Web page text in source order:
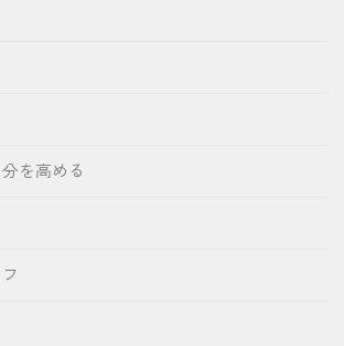
を高める